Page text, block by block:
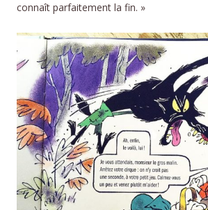
connaît parfaitement la fin. »